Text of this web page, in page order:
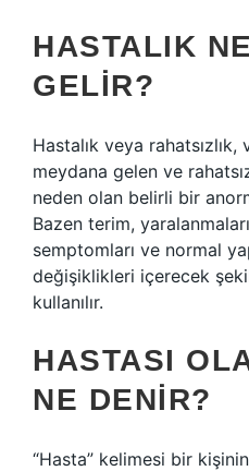
HASTALIK
GELIR?
Hastalık veya
meydana gelen ve
neden olan belirli bir
Bazen terim,
semptomları ve normal
değişiklikleri içerecek
kullanılır.
HASTASI
NE DENIR?
“Hasta” kelimesi bir